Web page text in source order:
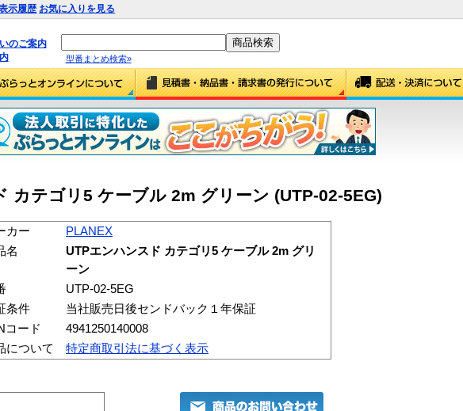
示履歴 お気に入りを見る
のご案内
型番まとめ検索»
カテゴリ5 ケーブル 2m グリーン (UTP-02-5EG)
カー
PLANEX
名
UTPエンハンスド カテゴリ5 ケーブル 2m グリ
ーン
UTP-02-5EG
条件
当社販売日後センドバック１年保証
コード
4941250140008
について
特定商取引法に基づく表示